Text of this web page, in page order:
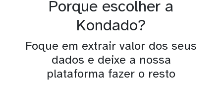
Porque escolher a
Kondado?
Foque em extrair valor dos seus
dados e deixe a nossa
plataforma fazer o resto